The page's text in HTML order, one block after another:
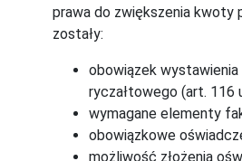
prawa do zwiększenia kwoty
zostały:
obowiązek
ryczałtowego (art. 116
wymagane elementy
obowiązkowe
możliwość złożenia